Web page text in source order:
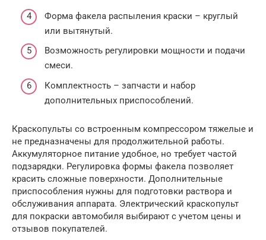
Форма факела распыления краски – круглый
или вытянутый.
Возможность регулировки мощности и подачи
смеси.
Комплектность – запчасти и набор
дополнительных приспособлений.
Краскопульты со встроенным компрессором тяжелые и
не предназначены для продолжительной работы.
Аккумуляторное питание удобное, но требует частой
подзарядки. Регулировка формы факела позволяет
красить сложные поверхности. Дополнительные
приспособления нужны для подготовки раствора и
обслуживания аппарата. Электрический краскопульт
для покраски автомобиля выбирают с учетом цены и
отзывов покупателей.